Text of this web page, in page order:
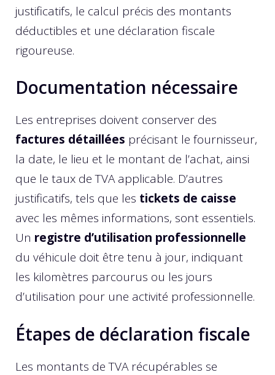
justificatifs, le calcul précis des montants
déductibles et une déclaration fiscale
rigoureuse.
Documentation nécessaire
Les entreprises doivent conserver des
factures détaillées précisant le fournisseur,
la date, le lieu et le montant de l’achat, ainsi
que le taux de TVA applicable. D’autres
justificatifs, tels que les tickets de caisse
avec les mêmes informations, sont essentiels.
Un registre d’utilisation professionnelle
du véhicule doit être tenu à jour, indiquant
les kilomètres parcourus ou les jours
d’utilisation pour une activité professionnelle.
Étapes de déclaration fiscale
Les montants de TVA récupérables se